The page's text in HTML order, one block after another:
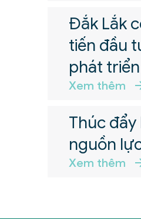
Đắk Lắk
tiến đầu
phát
Xem thêm
Thúc
nguồn
Xem thêm